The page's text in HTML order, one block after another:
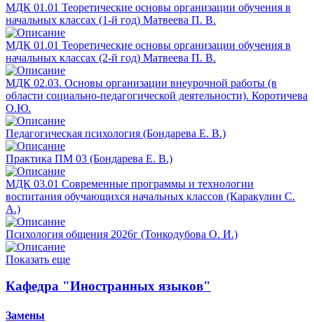
МДК 01.01 Теоретические основы организации обучения в
начальных классах (1-й год) Матвеева П. В.
МДК 01.01 Теоретические основы организации обучения в
начальных классах (2-й год) Матвеева П. В.
МДК 02.03. Основы организации внеурочной работы (в
области социально-педагогической деятельности). Коротичева
О.Ю.
Педагогическая психология (Бондарева Е. В.)
Практика ПМ 03 (Бондарева Е. В.)
МДК 03.01 Современные программы и технологии
воспитания обучающихся начальных классов (Каракулин С.
А.)
Психология общения 2026г (Тонкодубова О. И.)
Показать еще
Кафедра "Иностранных языков"
Замены